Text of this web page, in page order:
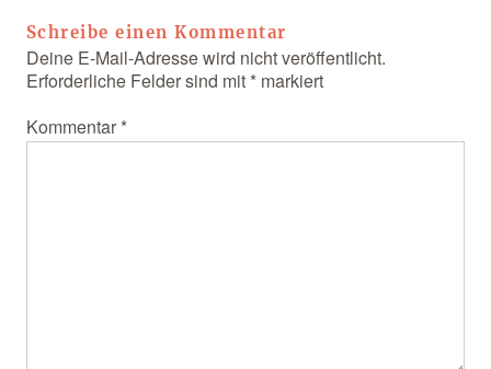
Schreibe einen Kommentar
Deine E-Mail-Adresse wird nicht veröffentlicht.
Erforderliche Felder sind mit *markiert
Kommentar *